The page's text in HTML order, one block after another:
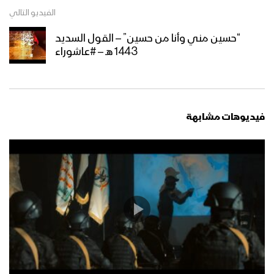
نشيد ذكرى الطفوف – عبدالعظيم عزالدين
& هاشم الديلمي – 1445هـ
مونتاج زامل على رمال الطف – عيسى
الليث 1445هـ
يزيد وخطورته على الإسلام – القول
السديد 1445هـ
الفيديو التالي
“حسين مني وأنا من حسين” – القول السديد
1443 هـ – #عاشوراء
فيديوهات مشابهة